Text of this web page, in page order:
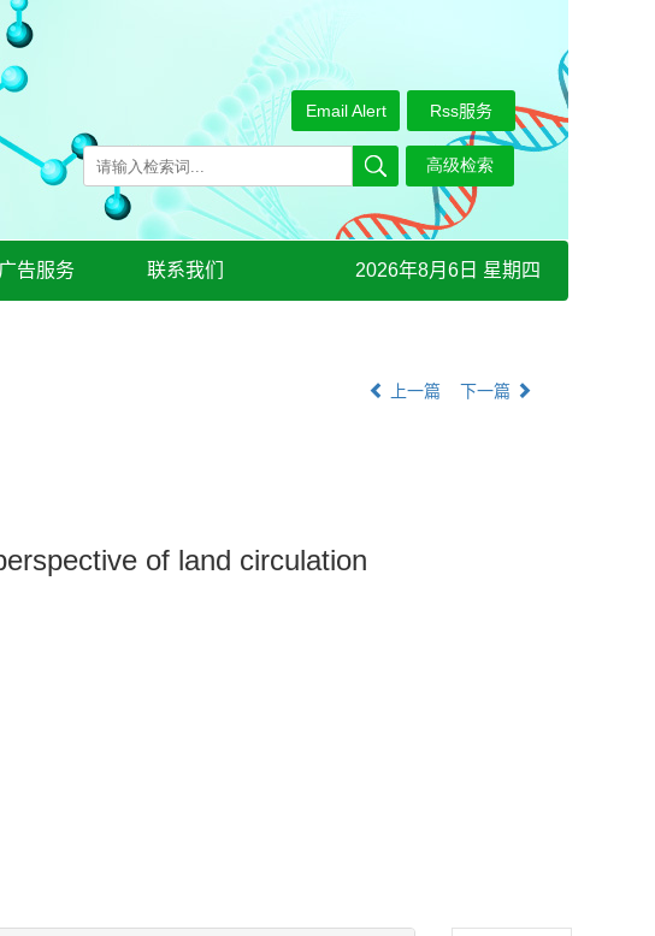
Rss服务
Email Alert
广告服务 联系我们 2026年8月6日 星期四
上一篇 下一篇
of land circulation